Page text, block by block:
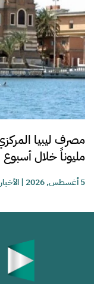
مليوناً خلال أسبوع
5 أغسطس, 2026 |الأخبار